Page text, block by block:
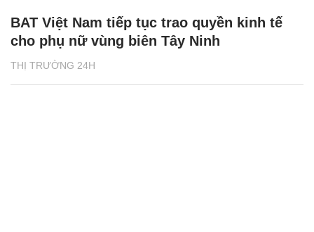
THỊ TRƯỜNG 24H
BAT Việt Nam tiếp tục trao quyền kinh tế
cho phụ nữ vùng biên Tây Ninh